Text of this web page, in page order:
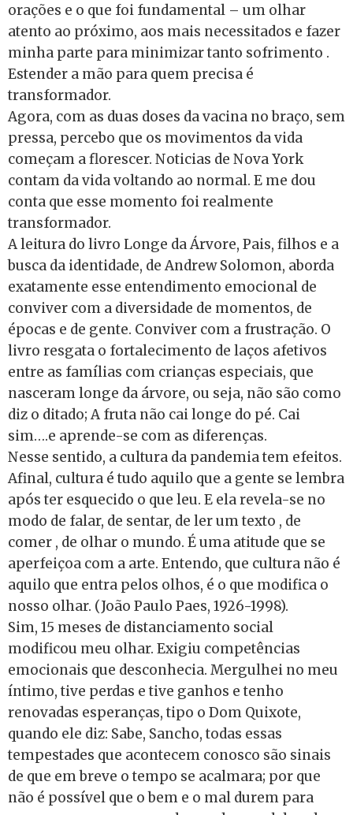
orações e o que foi fundamental – um olhar
atento ao próximo, aos mais necessitados e fazer
minha parte para minimizar tanto sofrimento .
Estender a mão para quem precisa é
transformador.
Agora, com as duas doses da vacina no braço, sem
pressa, percebo que os movimentos da vida
começam a florescer. Noticias de Nova York
contam da vida voltando ao normal. E me dou
conta que esse momento foi realmente
transformador.
A leitura do livro Longe da Árvore, Pais, filhos e a
busca da identidade, de Andrew Solomon, aborda
exatamente esse entendimento emocional de
conviver com a diversidade de momentos, de
épocas e de gente. Conviver com a frustração. O
livro resgata o fortalecimento de laços afetivos
entre as famílias com crianças especiais, que
nasceram longe da árvore, ou seja, não são como
diz o ditado; A fruta não cai longe do pé. Cai
sim….e aprende-se com as diferenças.
Nesse sentido, a cultura da pandemia tem efeitos.
Afinal, cultura é tudo aquilo que a gente se lembra
após ter esquecido o que leu. E ela revela-se no
modo de falar, de sentar, de ler um texto , de
comer , de olhar o mundo. É uma atitude que se
aperfeiçoa com a arte. Entendo, que cultura não é
aquilo que entra pelos olhos, é o que modifica o
nosso olhar. (João Paulo Paes, 1926-1998).
Sim, 15 meses de distanciamento social
modificou meu olhar. Exigiu competências
emocionais que desconhecia. Mergulhei no meu
íntimo, tive perdas e tive ganhos e tenho
renovadas esperanças, tipo o Dom Quixote,
quando ele diz: Sabe, Sancho, todas essas
tempestades que acontecem conosco são sinais
de que em breve o tempo se acalmara; por que
não é possível que o bem e o mal durem para